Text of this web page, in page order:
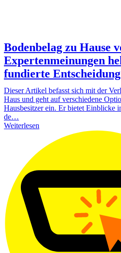
Bodenbelag zu Hause
Expertenmeinungen
fundierte
Dieser Artikel befasst sich mit der
Haus und geht auf verschiedene
Hausbesitzer ein. Er bietet Einblicke
de…
Weiterlesen